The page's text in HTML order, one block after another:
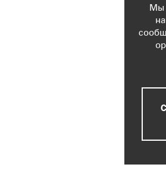
Мы